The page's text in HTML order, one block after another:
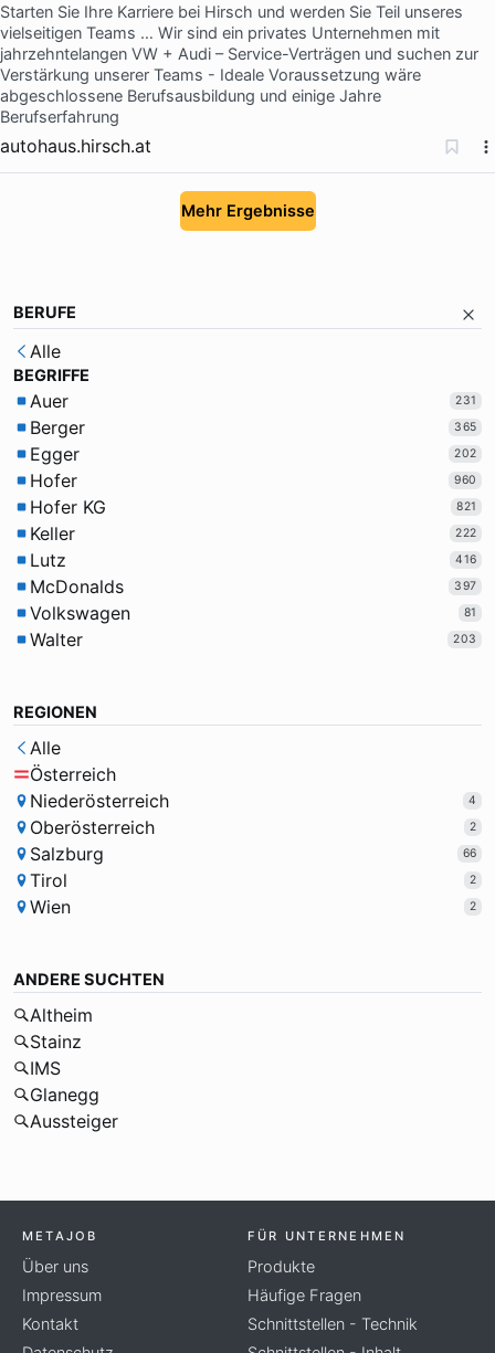
Starten Sie Ihre Karriere bei Hirsch und werden Sie Teil unseres
vielseitigen Teams … Wir sind ein privates Unternehmen mit
jahrzehntelangen VW + Audi – Service-Verträgen und suchen zur
Verstärkung unserer Teams - Ideale Voraussetzung wäre
abgeschlossene Berufsausbildung und einige Jahre
Berufserfahrung
autohaus.hirsch.at
Mehr Ergebnisse
BERUFE
Alle
BEGRIFFE
Auer 231
Berger 365
Egger 202
Hofer 960
Hofer KG 821
Keller 222
Lutz 416
McDonalds 397
Volkswagen 81
Walter 203
REGIONEN
Alle
Österreich
Niederösterreich
4
Oberösterreich 2
Salzburg 66
Tirol 2
Wien 2
ANDERE SUCHTEN
Altheim
Stainz
IMS
Glanegg
Aussteiger
METAJOB
Über uns
Impressum
Kontakt
FÜR UNTERNEHMEN
Produkte
Häufige Fragen
Schnittstellen - Technik